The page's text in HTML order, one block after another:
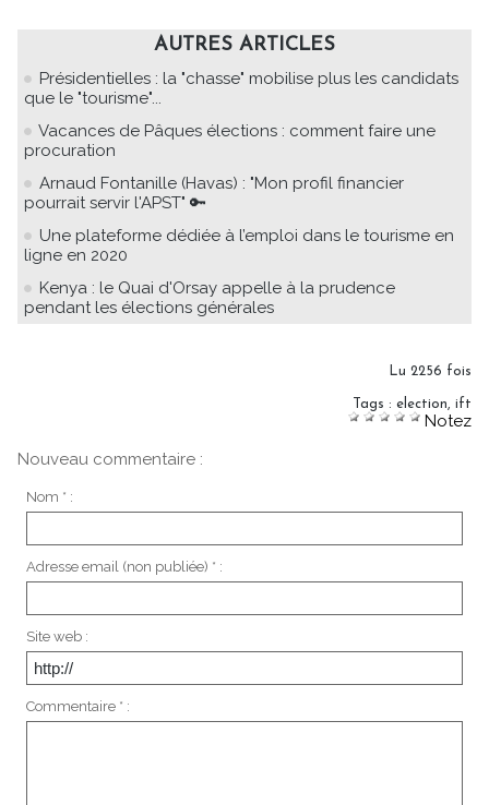
AUTRES ARTICLES
Présidentielles : la "chasse" mobilise plus les candidats
que le "tourisme"...
Vacances de Pâques élections : comment faire une
procuration
Arnaud Fontanille (Havas) : "Mon profil financier
pourrait servir l'APST" 🔑
Une plateforme dédiée à l’emploi dans le tourisme en
ligne en 2020
Kenya : le Quai d'Orsay appelle à la prudence
pendant les élections générales
Lu 2256 fois
Tags : election ift
Notez
Nouveau commentaire :
Nom * :
Adresse email (non publiée) * :
Site web :
Commentaire * :